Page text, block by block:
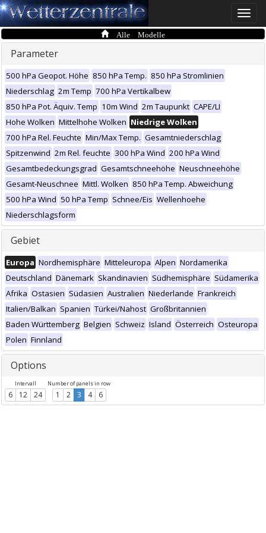
Toggle
Alle Modelle
Parameter
500 hPa Geopot. Höhe 850 hPa Temp. 850 hPa Stromlinien
Niederschlag 2m Temp 700 hPa Vertikalbew
850 hPa Pot. Äquiv. Temp 10m Wind 2m Taupunkt CAPE/LI
Hohe Wolken Mittelhohe Wolken Niedrige Wolken
700 hPa Rel. Feuchte Min/Max Temp. Gesamtniederschlag
Spitzenwind 2m Rel. feuchte 300 hPa Wind 200 hPa Wind
Gesamtbedeckungsgrad Gesamtschneehöhe Neuschneehöhe
Gesamt-Neuschnee Mittl. Wolken 850 hPa Temp. Abweichung
500 hPa Wind 50 hPa Temp Schnee/Eis Wellenhoehe
Niederschlagsform
Gebiet
Europa Nordhemisphäre Mitteleuropa Alpen Nordamerika
Deutschland Dänemark Skandinavien Südhemisphäre Südamerika
Afrika Ostasien Südasien Australien Niederlande Frankreich
Italien/Balkan Spanien Türkei/Nahost Großbritannien
Baden Württemberg Belgien Schweiz Island Österreich Osteuropa
Polen Finnland
Options
Intervall
6 12 24
Number of panels in row
1 2 3 4 6